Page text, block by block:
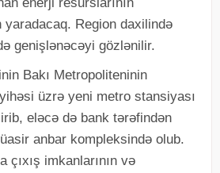
yaradacaq. Region daxilində
genişlənəcəyi gözlənilir.
Bakı Metropoliteninin
üzrə yeni metro stansiyası
eləcə də bank tərəfindən
anbar kompleksində olub.
çıxış imkanlarının və